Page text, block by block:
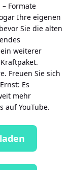
Formate
Ihre eigenen
Sie die alten
weiterer
Freuen Sie sich
Es
mehr
auf YouTube.